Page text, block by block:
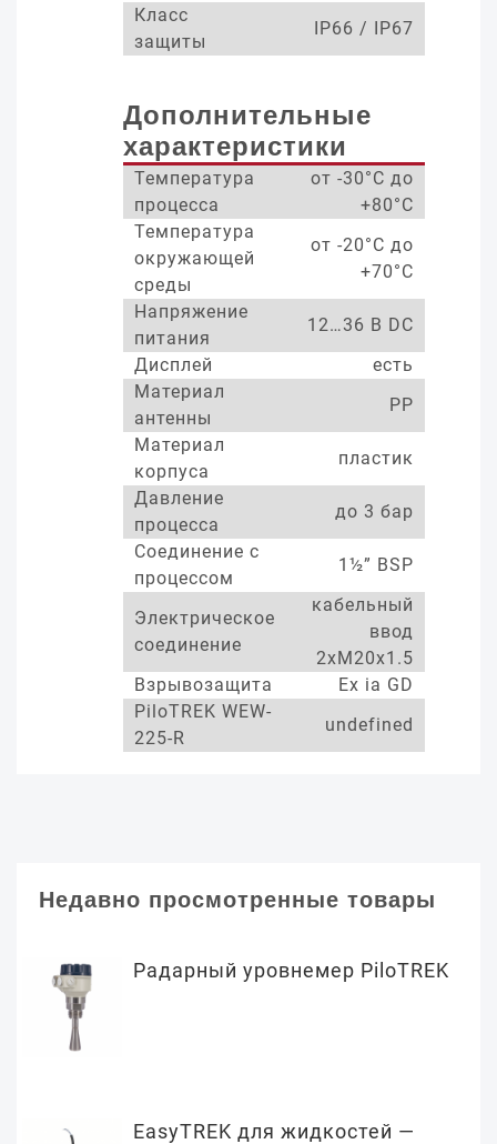
Класс
защиты
IP66 / IP67
Дополнительные
характеристики
Температура
процесса
от -30°С до
+80°С
Температура
окружающей
среды
от -20°С до
+70°С
Напряжение
питания
12…36 В DC
Дисплей
есть
Материал
антенны
PP
Материал
корпуса
пластик
Давление
процесса
до 3 бар
Соединение с
процессом
1½” BSP
Электрическое
соединение
кабельный
ввод
2xM20x1.5
Взрывозащита
Ex ia GD
PiloTREK WEW-
225-R
undefined
Недавно просмотренные товары
Радарный уровнемер PiloTREK
EasyTREK для жидкостей —